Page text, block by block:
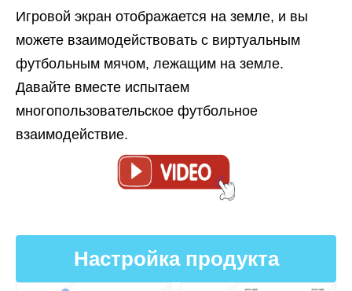
Игровой экран отображается на земле, и вы
можете взаимодействовать с виртуальным
футбольным мячом, лежащим на земле.
Давайте вместе испытаем
многопользовательское футбольное
взаимодействие.
Настройка продукта